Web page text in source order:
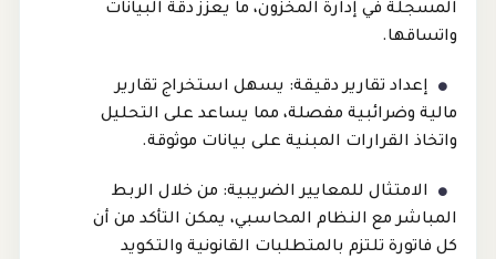
المسجلة في إدارة المخزون، ما يعزز دقة البيانات
واتساقها.
إعداد تقارير دقيقة: يسهل استخراج تقارير
مالية وضرائبية مفصلة، مما يساعد على التحليل
واتخاذ القرارات المبنية على بيانات موثوقة.
الامتثال للمعايير الضريبية: من خلال الربط
المباشر مع النظام المحاسبي، يمكن التأكد من أن
كل فاتورة تلتزم بالمتطلبات القانونية والتكويد